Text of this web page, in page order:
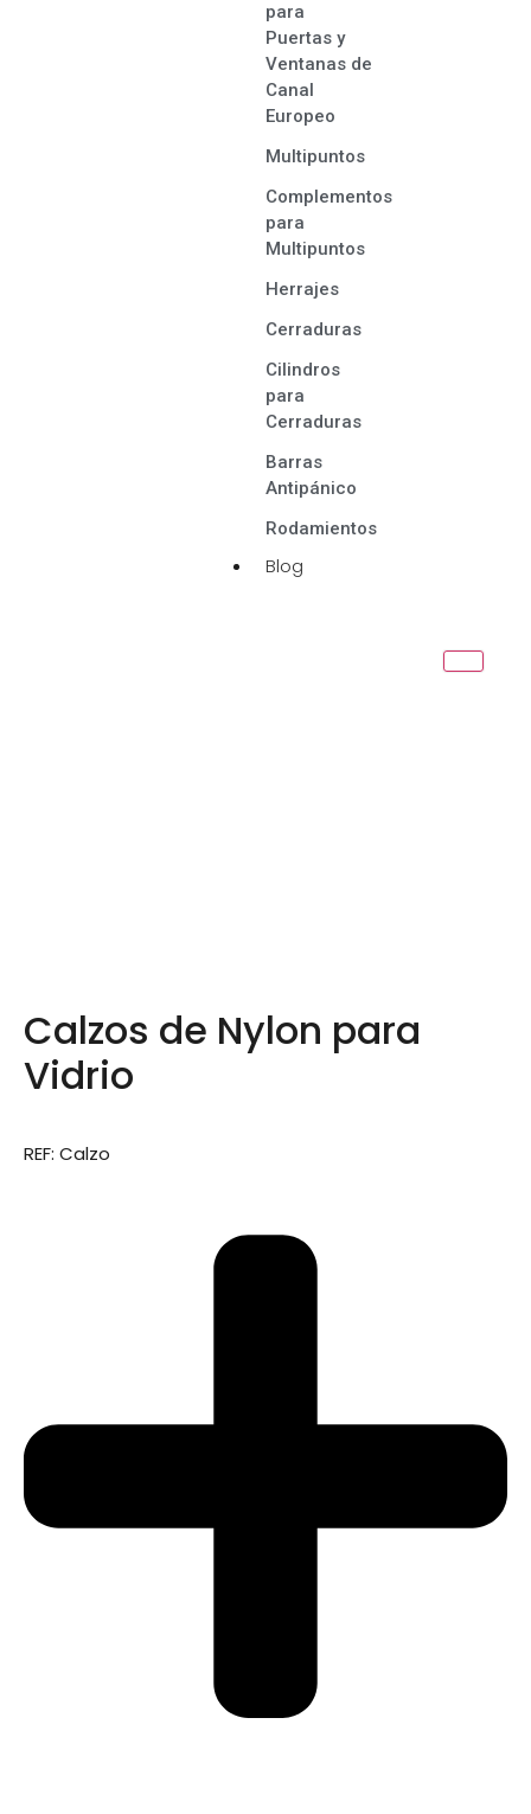
para
Puertas y
Ventanas de
Canal
Europeo
Multipuntos
Complementos
para
Multipuntos
Herrajes
Cerraduras
Cilindros
para
Cerraduras
Barras
Antipánico
Rodamientos
Blog
Calzos de Nylon para
Vidrio
REF: Calzo